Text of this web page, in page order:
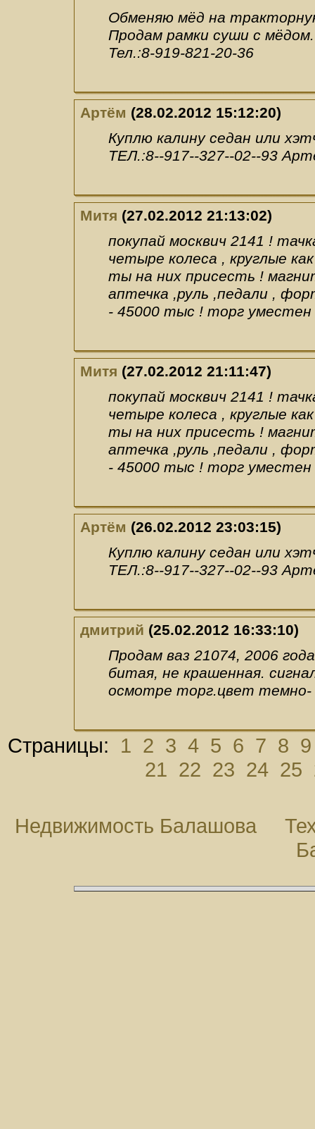
Обменяю мёд на
Продам рамки суши с мёдом.
Тел.:8-919-821-20-36
Артём (28.02.2012 15:12:20)
Куплю калину седан или
ТЕЛ.:8--917--327--02--93
Митя (27.02.2012 21:13:02)
покупай москвич 2141 !
четыре колеса , круглые
ты на них присесть !
аптечка ,руль ,педали ,
- 45000 тыс ! торг уместен
Митя (27.02.2012 21:11:47)
покупай москвич 2141 !
четыре колеса , круглые
ты на них присесть !
аптечка ,руль ,педали ,
- 45000 тыс ! торг уместен
Артём (26.02.2012 23:03:15)
Куплю калину седан или
ТЕЛ.:8--917--327--02--93
дмитрий (25.02.2012 16:33:10)
Продам ваз 21074, 2006
битая, не крашенная.
осмотре торг.цвет темно-
Страницы: 1 2 3 4 5 6 7 8 9
21 22 23 24 25
Недвижимость Балашова